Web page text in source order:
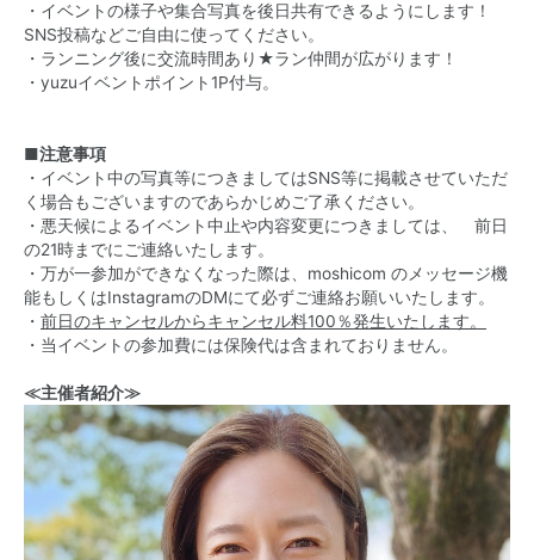
・イベントの様子や集合写真を後日共有できるようにします！
SNS投稿などご自由に使ってください。
・ランニング後に交流時間あり★ラン仲間が広がります！
・yuzuイベントポイント1P付与。
■注意事項
・イベント中の写真等につきましてはSNS等に掲載させていただ
く場合もございますのであらかじめご了承ください。
・悪天候によるイベント中止や内容変更につきましては、 前日
の21時までにご連絡いたします。
・万が一参加ができなくなった際は、moshicom のメッセージ機
能もしくはInstagramのDMにて必ずご連絡お願いいたします。
・ 前日のキャンセルからキャンセル料100％発生いたします。
・当イベントの参加費には保険代は含まれておりません。
≪主催者紹介≫